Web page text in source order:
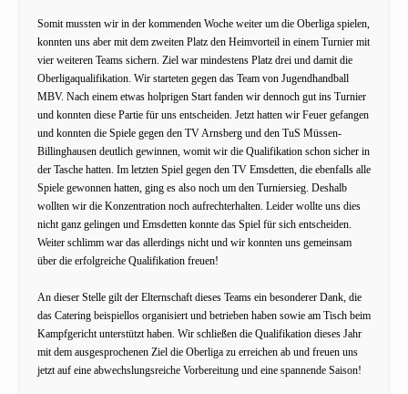
Somit mussten wir in der kommenden Woche weiter um die Oberliga spielen,
konnten uns aber mit dem zweiten Platz den Heimvorteil in einem Turnier mit
vier weiteren Teams sichern. Ziel war mindestens Platz drei und damit die
Oberligaqualifikation. Wir starteten gegen das Team von Jugendhandball
MBV. Nach einem etwas holprigen Start fanden wir dennoch gut ins Turnier
und konnten diese Partie für uns entscheiden. Jetzt hatten wir Feuer gefangen
und konnten die Spiele gegen den TV Arnsberg und den TuS Müssen-
Billinghausen deutlich gewinnen, womit wir die Qualifikation schon sicher in
der Tasche hatten. Im letzten Spiel gegen den TV Emsdetten, die ebenfalls alle
Spiele gewonnen hatten, ging es also noch um den Turniersieg. Deshalb
wollten wir die Konzentration noch aufrechterhalten. Leider wollte uns dies
nicht ganz gelingen und Emsdetten konnte das Spiel für sich entscheiden.
Weiter schlimm war das allerdings nicht und wir konnten uns gemeinsam
über die erfolgreiche Qualifikation freuen!
An dieser Stelle gilt der Elternschaft dieses Teams ein besonderer Dank, die
das Catering beispiellos organisiert und betrieben haben sowie am Tisch beim
Kampfgericht unterstützt haben. Wir schließen die Qualifikation dieses Jahr
mit dem ausgesprochenen Ziel die Oberliga zu erreichen ab und freuen uns
jetzt auf eine abwechslungsreiche Vorbereitung und eine spannende Saison!